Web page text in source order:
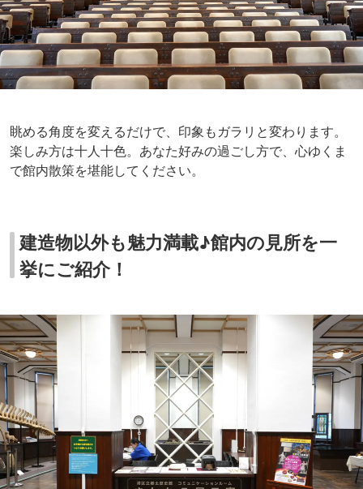
眺める角度を変えるだけで、印象もガラリと変わります。
楽しみ方は十人十色。あなた好みの過ごし方で、心ゆくま
で館内散策を堪能してください。
建造物以外も魅力満載♪館内の見所を一
挙にご紹介！